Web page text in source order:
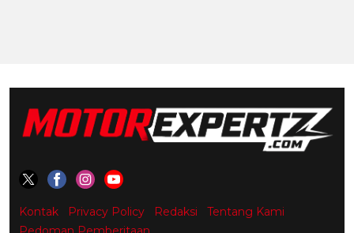
Kontak Privacy Policy Redaksi
Tentang Kami